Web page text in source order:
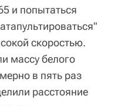
и попытаться
скоростью.
массу белого
в пять раз
расстояние